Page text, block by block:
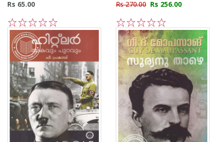
Rs 65.00
5
4
3
2
1
Rs 270.00 Rs 256.00
5
4
3
2
1